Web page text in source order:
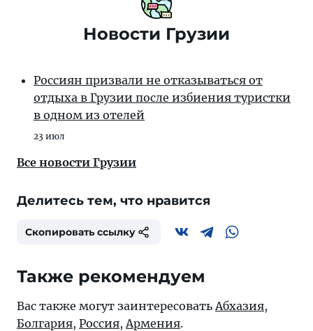
Новости Грузии
Россиян призвали не отказываться от
отдыха в Грузии после избиения туристки
в одном из отелей
23 июл
Все новости Грузии
Делитесь тем, что нравится
Скопировать ссылку
Также рекомендуем
Вас также могут заинтересовать Абхазия,
Болгария, Россия, Армения.